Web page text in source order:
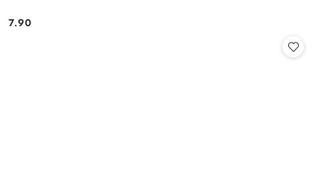
Cena:
7.90